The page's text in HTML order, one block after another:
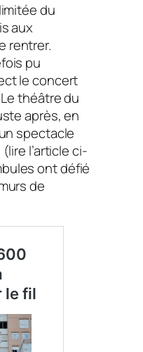
du
aux
rentrer.
pu
le concert
théâtre du
après, en
spectacle
l’article ci-
ont défié
de